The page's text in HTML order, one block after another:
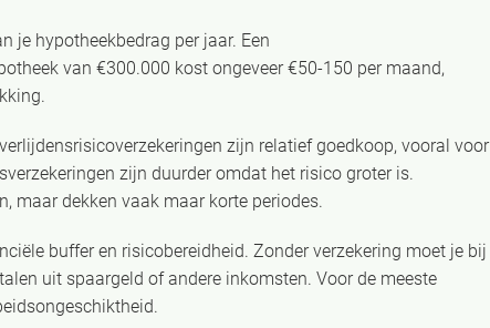
je hypotheekbedrag per jaar. Een
van €300.000 kost ongeveer €50-150 per maand,
zijn relatief goedkoop, vooral voor
zijn duurder omdat het risico groter is.
maar dekken vaak maar korte periodes.
buffer en risicobereidheid. Zonder verzekering moet je bij
uit spaargeld of andere inkomsten. Voor de meeste